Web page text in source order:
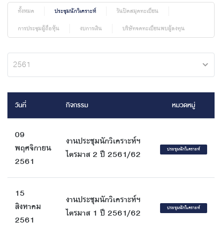
ทั้งหมด ประชุมนักวิเคราะห์
วันปิดสมุดทะเบียน
การประชุมผู้ถือหุ้น
งบการเงิน บริษัทจดทะเบียนพบผู้ลงทุน
2561
วันที่ กิจกรรม หมวดหมู่
09
พฤศจิกายน
2561
งานประชุมนักวิเคราะห์ฯ
ไตรมาส 2 ปี 2561/62
ประชุมนักวิเคราะห์
15
สิงหาคม
2561
งานประชุมนักวิเคราะห์ฯ
ไตรมาส 1 ปี 2561/62
ประชุมนักวิเคราะห์